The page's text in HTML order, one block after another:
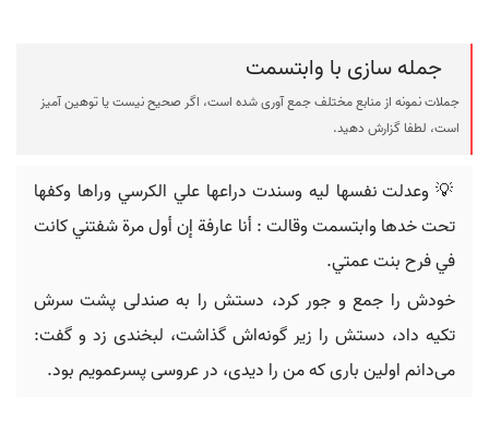
جمله سازی با وابتسمت
جملات نمونه از منابع مختلف جمع آوری شده است، اگر صحیح نیست یا توهین آمیز
است، لطفا گزارش دهید.
‫تحت خدها وابتسمت وقالت ‪ :‬أنا عارفة إن أول مرة شفتني‬ ‫كانت
في فرح بنت عمتي‪.
خودش را جمع و جور کرد، دستش را به صندلی پشت سرش
تکیه داد، دستش را زیر گونه‌اش گذاشت، لبخندی زد و گفت:
می‌دانم اولین باری که من را دیدی، در عروسی پسرعمویم بود.